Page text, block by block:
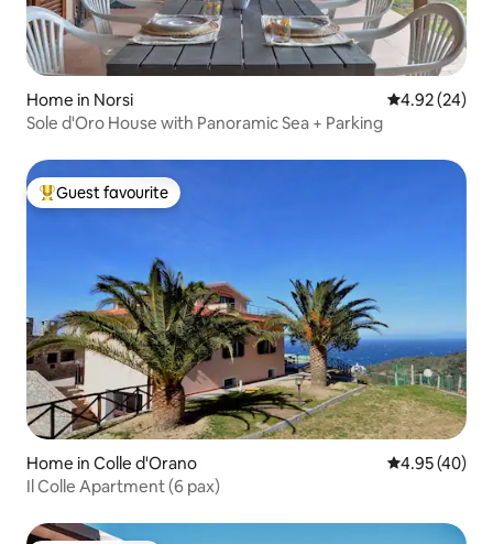
Home in Norsi 4.92 out of 5
4.92 (24)
Sole d'Oro House with Panoramic Sea + Parking
Top guest favourite
Guest favourite
Home in Colle d'Orano 4.95 out of 5
4.95 (40)
Il Colle Apartment (6 pax)